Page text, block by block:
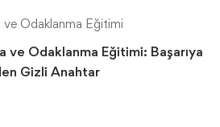
ve Odaklanma Eğitimi: Başarıya
Gizli Anahtar